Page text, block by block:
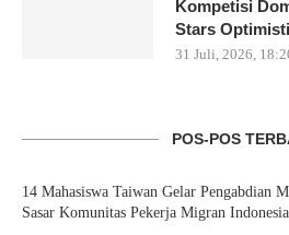
Kompetisi
Stars
31 Juli, 2026,
POS-POS
14 Mahasiswa Taiwan Gelar Pengabdian
Sasar Komunitas Pekerja Migran Indonesia